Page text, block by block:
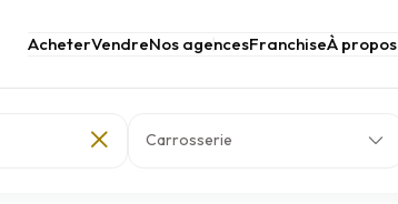
AcheterVendreNos agencesFranchiseÀ propos
Carrosserie